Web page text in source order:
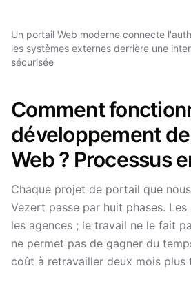
Un portail Web moderne connecte
les systèmes externes derrière une
sécurisée
Comment
développement
Web ? Processus
Chaque projet de portail que
Vezert passe par huit phases.
les agences ; le travail ne le fait
ne permet pas de gagner du
coût à retravailler deux mois plus